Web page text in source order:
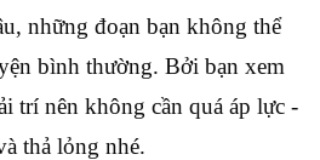
những đoạn bạn không thể
bình thường. Bởi bạn xem
trí nên không cần quá áp lực -
thả lỏng nhé.